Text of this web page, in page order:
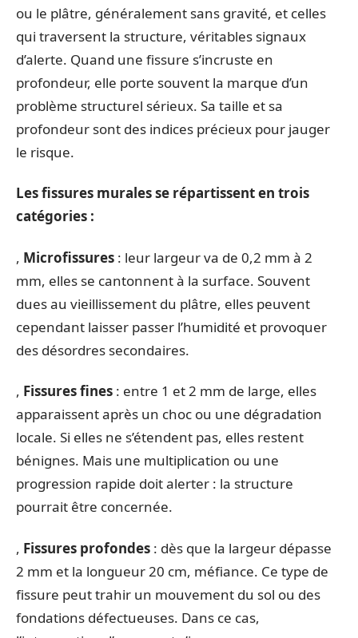
ou le plâtre, généralement sans gravité, et celles
qui traversent la structure, véritables signaux
d’alerte. Quand une fissure s’incruste en
profondeur, elle porte souvent la marque d’un
problème structurel sérieux. Sa taille et sa
profondeur sont des indices précieux pour jauger
le risque.
Les fissures murales se répartissent en trois
catégories :
, Microfissures : leur largeur va de 0,2 mm à 2
mm, elles se cantonnent à la surface. Souvent
dues au vieillissement du plâtre, elles peuvent
cependant laisser passer l’humidité et provoquer
des désordres secondaires.
, Fissures fines : entre 1 et 2 mm de large, elles
apparaissent après un choc ou une dégradation
locale. Si elles ne s’étendent pas, elles restent
bénignes. Mais une multiplication ou une
progression rapide doit alerter : la structure
pourrait être concernée.
, Fissures profondes : dès que la largeur dépasse
2 mm et la longueur 20 cm, méfiance. Ce type de
fissure peut trahir un mouvement du sol ou des
fondations défectueuses. Dans ce cas,